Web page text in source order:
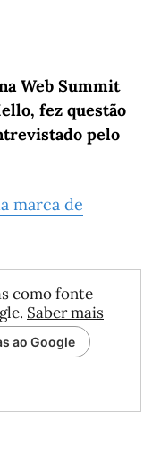
Web Summit
fez questão
pelo
marca de
como fonte
Saber mais
ao Google